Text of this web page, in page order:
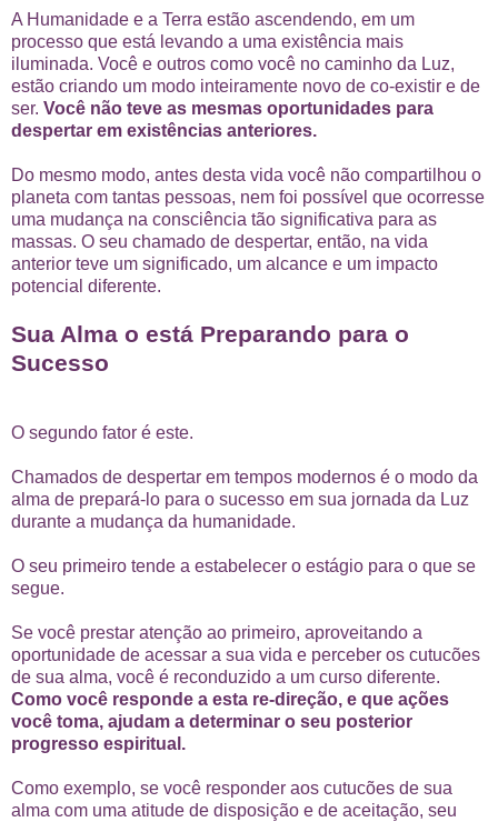
A Humanidade e a Terra estão ascendendo, em um
processo que está levando a uma existência mais
iluminada. Você e outros como você no caminho da Luz,
estão criando um modo inteiramente novo de co-existir e de
ser. Você não teve as mesmas oportunidades para
despertar em existências anteriores.
Do mesmo modo, antes desta vida você não compartilhou o
planeta com tantas pessoas, nem foi possível que ocorresse
uma mudança na consciência tão significativa para as
massas. O seu chamado de despertar, então, na vida
anterior teve um significado, um alcance e um impacto
potencial diferente.
Sua Alma o está Preparando para o
Sucesso
O segundo fator é este.
Chamados de despertar em tempos modernos é o modo da
alma de prepará-lo para o sucesso em sua jornada da Luz
durante a mudança da humanidade.
O seu primeiro tende a estabelecer o estágio para o que se
segue.
Se você prestar atenção ao primeiro, aproveitando a
oportunidade de acessar a sua vida e perceber os cutucões
de sua alma, você é reconduzido a um curso diferente.
Como você responde a esta re-direção, e que ações
você toma, ajudam a determinar o seu posterior
progresso espiritual.
Como exemplo, se você responder aos cutucões de sua
alma com uma atitude de disposição e de aceitação, seu